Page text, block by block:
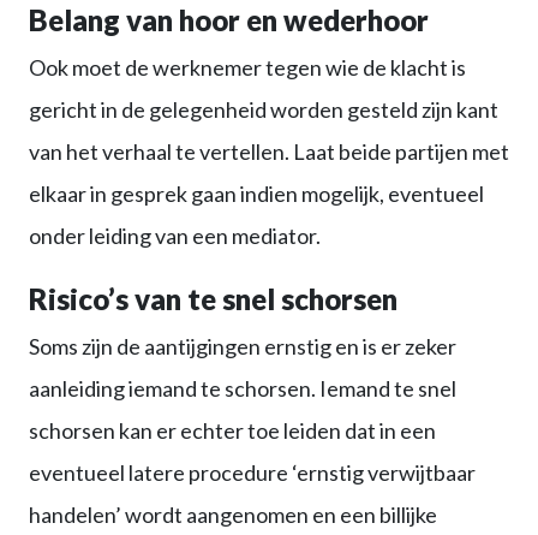
Belang van hoor en wederhoor
Ook moet de werknemer tegen wie de klacht is
gericht in de gelegenheid worden gesteld zijn kant
van het verhaal te vertellen. Laat beide partijen met
elkaar in gesprek gaan indien mogelijk, eventueel
onder leiding van een mediator.
Risico’s van te snel schorsen
Soms zijn de aantijgingen ernstig en is er zeker
aanleiding iemand te schorsen. Iemand te snel
schorsen kan er echter toe leiden dat in een
eventueel latere procedure ‘ernstig verwijtbaar
handelen’ wordt aangenomen en een billijke